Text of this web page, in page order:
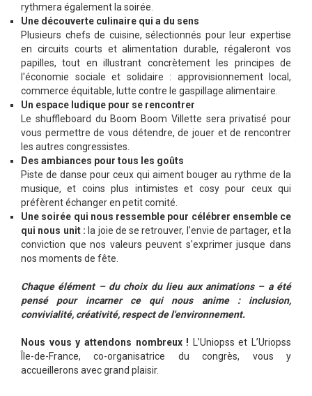
rythmera également la soirée.
Une découverte culinaire qui a du sens
Plusieurs chefs de cuisine, sélectionnés pour leur expertise
en circuits courts et alimentation durable, régaleront vos
papilles, tout en illustrant concrètement les principes de
l'économie sociale et solidaire : approvisionnement local,
commerce équitable, lutte contre le gaspillage alimentaire.
Un espace ludique pour se rencontrer
Le shuffleboard du Boom Boom Villette sera privatisé pour
vous permettre de vous détendre, de jouer et de rencontrer
les autres congressistes.
Des ambiances pour tous les goûts
Piste de danse pour ceux qui aiment bouger au rythme de la
musique, et coins plus intimistes et cosy pour ceux qui
préfèrent échanger en petit comité.
Une soirée qui nous ressemble pour célébrer ensemble ce
qui nous unit : la joie de se retrouver, l'envie de partager, et la
conviction que nos valeurs peuvent s'exprimer jusque dans
nos moments de fête.
Chaque élément – du choix du lieu aux animations – a été
pensé pour incarner ce qui nous anime : inclusion,
convivialité, créativité, respect de l'environnement.
Nous vous y attendons nombreux ! L’Uniopss et L’Uriopss
Île-de-France, co-organisatrice du congrès, vous y
accueillerons avec grand plaisir.